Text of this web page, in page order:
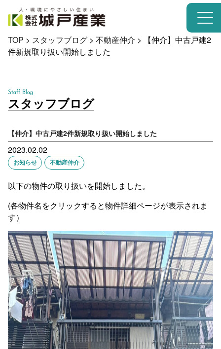
TOP > スタッフブログ > 不動産仲介 >
【仲介】中古戸建2
件新規取り扱い開始しました
Staff Blog
スタッフブログ
【仲介】中古戸建2件新規取り扱い開始しました
2023.02.02
お知らせ 不動産仲介
以下の物件の取り扱いを開始しました。
(各物件名をクリックすると物件詳細ページが表示されま
す）